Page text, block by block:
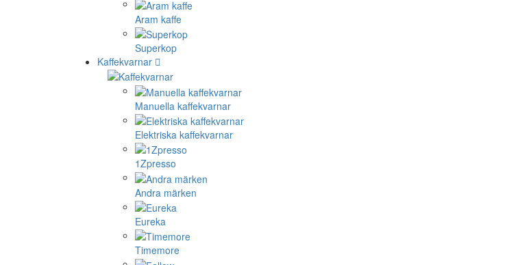
Aram kaffe
Superkop
Kaffekvarnar
Manuella kaffekvarnar
Elektriska kaffekvarnar
1Zpresso
Andra märken
Eureka
Timemore